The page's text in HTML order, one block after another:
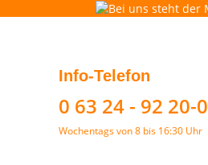
Info-Telefon
0 63 24 - 92 20-0
Wochentags von 8 bis 16:30 Uhr